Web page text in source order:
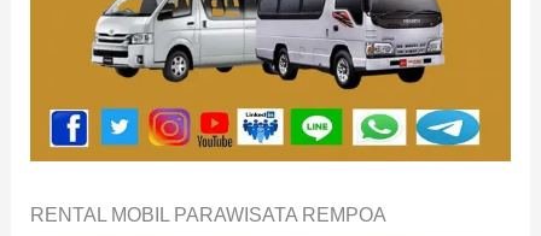
RENTAL MOBIL PARAWISATA REMPOA